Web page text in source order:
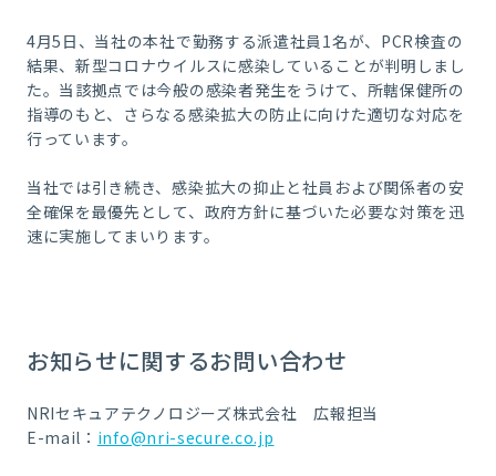
4月5 日、当社の本社で勤務する派遣社員 1名が、 PCR検査の
結果、新型コロナウイルスに感染していることが判明しまし
た。当該拠点では今般の感染者発生をうけて、所轄保健所の
指導のもと、さらなる感染拡大の防止に向けた適切な対応を
行っています。
当社では引き続き、感染拡大の抑止と社員および関係者の安
全確保を最優先として、政府方針に基づいた必要な対策を迅
速に実施してまいります。
お知らせに関するお問い合わせ
NRIセキュアテクノロジーズ株式会社 広報担当
E-mail： info@nri-secure.co.jp